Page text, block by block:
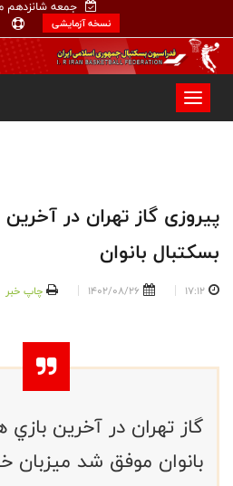
جمعه شانزدهم
نسخه آزمایشی
پیروزی گاز تهران در
بسکتبال بانوان
17:12
1402/08/26 چاپ خبر
گاز تهران در آخرين
بانوان موفق شد